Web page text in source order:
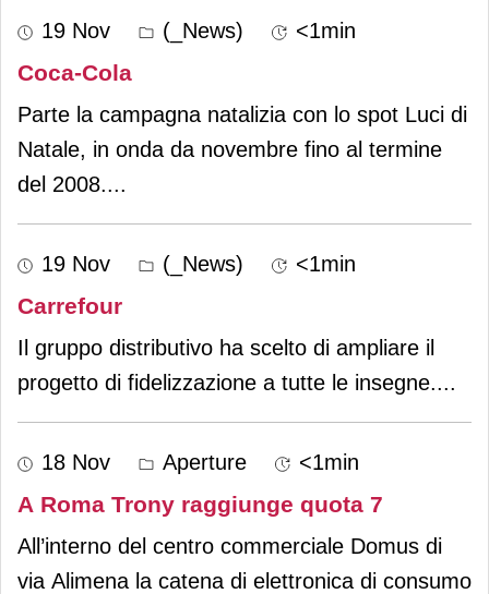
19 Nov (_News) <1min
Coca-Cola
Parte la campagna natalizia con lo spot Luci di
Natale, in onda da novembre fino al termine
del 2008....
19 Nov (_News) <1min
Carrefour
Il gruppo distributivo ha scelto di ampliare il
progetto di fidelizzazione a tutte le insegne....
18 Nov Aperture <1min
A Roma Trony raggiunge quota 7
All’interno del centro commerciale Domus di
via Alimena la catena di elettronica di consumo